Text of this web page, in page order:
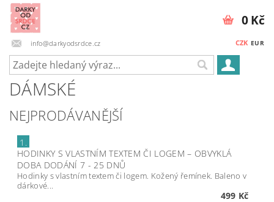
info@darkyodsrdce.cz CZK EUR
0 Kč
DÁMSKÉ
NEJPRODÁVANĚJŠÍ
1.
HODINKY S VLASTNÍM TEXTEM ČI LOGEM– OBVYKLÁ
DOBA DODÁNÍ 7 - 25 DNŮ
Hodinky s vlastním textem či logem. Kožený řemínek. Baleno v
dárkové...
499 Kč